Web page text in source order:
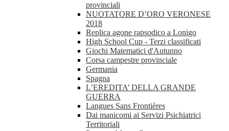
provinciali
NUOTATORE D’ORO VERONESE
2018
Replica agone rapsodico a Lonigo
High School Cup - Terzi classificati
Giochi Matematici d'Autunno
Corsa campestre provinciale
Germania
Spagna
L’EREDITA’ DELLA GRANDE
GUERRA
Langues Sans Frontières
Dai manicomi ai Servizi Psichiatrici
Territoriali